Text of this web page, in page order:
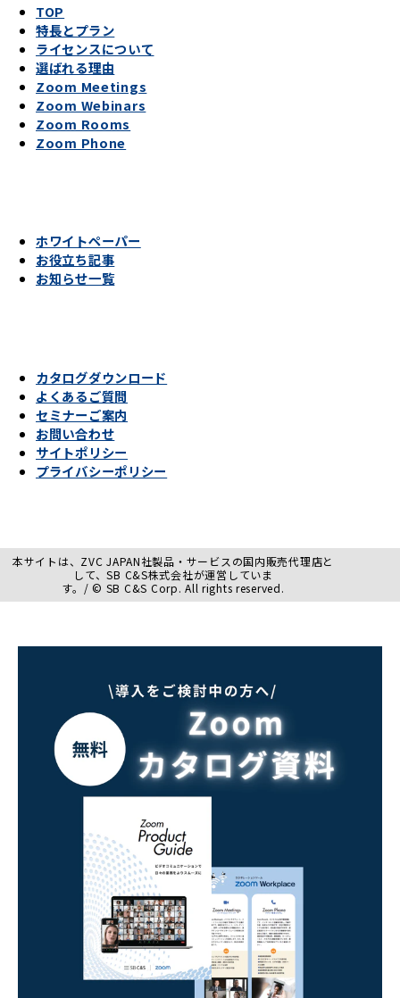
TOP
特長とプラン
ライセンスについて
選ばれる理由
Zoom Meetings
Zoom Webinars
Zoom Rooms
Zoom Phone
ホワイトペーパー
お役立ち記事
お知らせ一覧
カタログダウンロード
よくあるご質問
セミナーご案内
お問い合わせ
サイトポリシー
プライバシーポリシー
本サイトは、ZVC JAPAN社製品・サービスの国内販売代理店と
して、SB C&S株式会社が運営していま
す。/ © SB C&S Corp. All rights reserved.